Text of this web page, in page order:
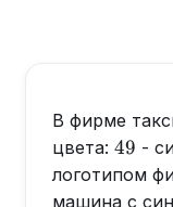
В фирме
цвета: 49
49 -
логотипом
машина с